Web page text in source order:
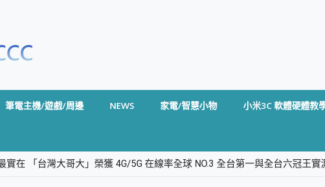
筆電主機/遊戲/周邊 NEWS 家電/智慧小物 小米3C 軟體硬體教
實在 「台灣大哥大」榮獲 4G/5G 在線率全球 NO.3 全台第一與全台六冠王實